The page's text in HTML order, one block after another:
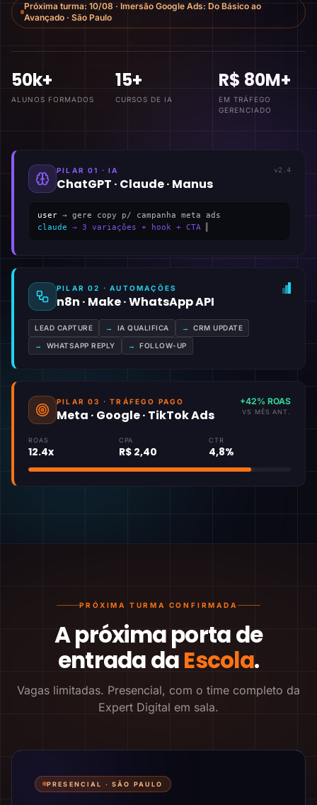
Próxima turma: 10/08 · Imersão Google Ads: Do Básico ao
Avançado · São Paulo
50k+
ALUNOS FORMADOS
15+
CURSOS DE IA
R$ 80M+
EM TRÁFEGO
GERENCIADO
PILAR 01 · IA
ChatGPT · Claude · Manus
v2.4
user → gere copy p/ campanha meta ads
claude → 3 variações + hook + CTA
PILAR 02 · AUTOMAÇÕES
n8n · Make · WhatsApp API
LEAD CAPTURE → IA QUALIFICA → CRM UPDATE
→ WHATSAPP REPLY → FOLLOW-UP
PILAR 03 · TRÁFEGO PAGO
Meta · Google · TikTok Ads
+42% ROAS
VS MÊS ANT.
ROAS
12.4x
CPA
R$ 2,40
CTR
4,8%
PRÓXIMA TURMA CONFIRMADA
A próxima porta de
entrada daEscola.
Vagas limitadas. Presencial, com o time completo da
Expert Digital em sala.
PRESENCIAL ·SÃO PAULO